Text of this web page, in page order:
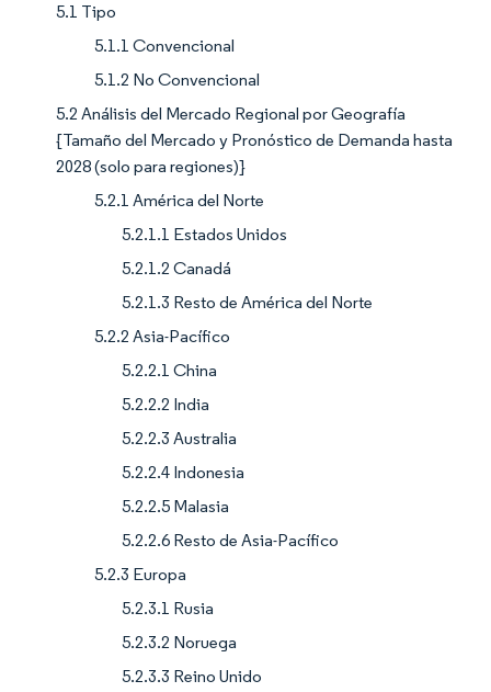
5.1 Tipo
5.1.1 Convencional
5.1.2 No Convencional
5.2 Análisis del Mercado Regional por Geografía
{Tamaño del Mercado y Pronóstico de Demanda hasta
2028 (solo para regiones)}
5.2.1 América del Norte
5.2.1.1 Estados Unidos
5.2.1.2 Canadá
5.2.1.3 Resto de América del Norte
5.2.2 Asia-Pacífico
5.2.2.1 China
5.2.2.2 India
5.2.2.3 Australia
5.2.2.4 Indonesia
5.2.2.5 Malasia
5.2.2.6 Resto de Asia-Pacífico
5.2.3 Europa
5.2.3.1 Rusia
5.2.3.2 Noruega
5.2.3.3 Reino Unido